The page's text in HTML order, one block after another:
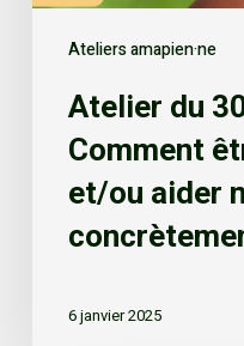
Ateliers amapien·ne
Atelier du
Comment
et/ou aider
6 janvier 2025